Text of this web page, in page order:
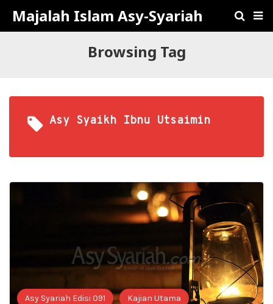
Majalah Islam Asy-Syariah
Browsing Tag
Asy Syaikh Ibnu Utsaimin
Asy Syariah Edisi 091 Kajian Utama